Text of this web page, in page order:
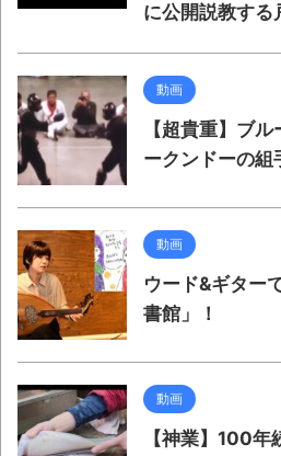
に公開説教する
動画
【超貴重】ブ
ークンドーの組
動画
ウード&ギター
書館」！
動画
【神業】100年